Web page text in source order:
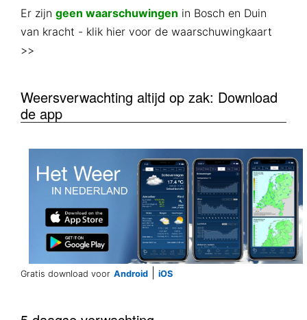
Er zijn geen waarschuwingen in Bosch en Duin
van kracht - klik hier voor de waarschuwingkaart
>>
Weersverwachting altijd op zak: Download
de app
Gratis download voor Android iOS